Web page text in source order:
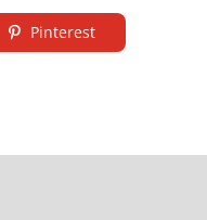
Pinterest